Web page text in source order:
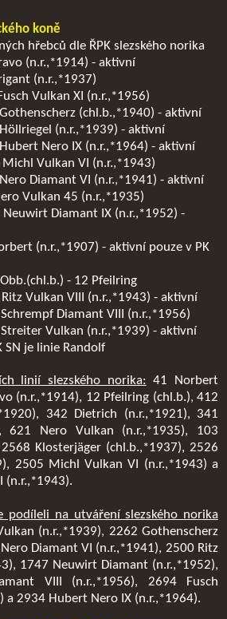
koně
hřebců dle ŘPK slezského norika
(n.r.,*1914) - aktivní
(n.r.,*1937)
Vulkan XI (n.r.,*1956)
(chl.b.,*1940) - aktivní
(n.r.,*1939) - aktivní
Nero IX (n.r.,*1964) - aktivní
Vulkan VI (n.r.,*1943)
Diamant VI (n.r.,*1941) - aktivní
Vulkan 45 (n.r.,*1935)
Diamant IX (n.r.,*1952) -
(n.r.,*1907) - aktivní pouze v PK
- 12 Pfeilring
Vulkan VIII (n.r.,*1943) - aktivní
Diamant VIII (n.r.,*1956)
Vulkan (n.r.,*1939) - aktivní
SN je linie Randolf
linií slezského norika: 41 Norbert
(n.r.,*1914), 12 Pfeilring (chl.b.), 412
342 Dietrich (n.r.,*1921), 341
621 Nero Vulkan (n.r.,*1935), 103
Klosterjäger (chl.b.,*1937), 2526
2505 Michl Vulkan VI (n.r.,*1943) a
(n.r.,*1943).
podíleli na utváření slezského norika
(n.r.,*1939), 2262 Gothenscherz
Diamant VI (n.r.,*1941), 2500 Ritz
1747 Neuwirt Diamant (n.r.,*1952),
VIII (n.r.,*1956), 2694 Fusch
a 2934 Hubert Nero IX (n.r.,*1964).